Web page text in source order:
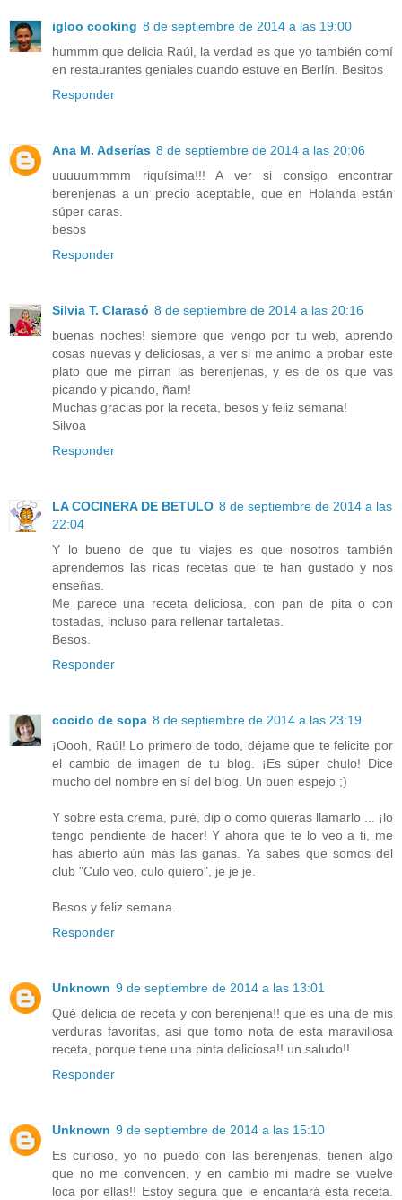
igloo cooking 8 de septiembre de 2014 a las 19:00
hummm que delicia Raúl, la verdad es que yo también comí
en restaurantes geniales cuando estuve en Berlín. Besitos
Responder
Ana M. Adserías 8 de septiembre de 2014 a las 20:06
uuuuummmm riquísima!!! A ver si consigo encontrar
berenjenas a un precio aceptable, que en Holanda están
súper caras.
besos
Responder
Silvia T. Clarasó 8 de septiembre de 2014 a las 20:16
buenas noches! siempre que vengo por tu web, aprendo
cosas nuevas y deliciosas, a ver si me animo a probar este
plato que me pirran las berenjenas, y es de os que vas
picando y picando, ñam!
Muchas gracias por la receta, besos y feliz semana!
Silvoa
Responder
LA COCINERA DE BETULO 8 de septiembre de 2014 a las
22:04
Y lo bueno de que tu viajes es que nosotros también
aprendemos las ricas recetas que te han gustado y nos
enseñas.
Me parece una receta deliciosa, con pan de pita o con
tostadas, incluso para rellenar tartaletas.
Besos.
Responder
cocido de sopa 8 de septiembre de 2014 a las 23:19
¡Oooh, Raúl! Lo primero de todo, déjame que te felicite por
el cambio de imagen de tu blog. ¡Es súper chulo! Dice
mucho del nombre en sí del blog. Un buen espejo ;)
Y sobre esta crema, puré, dip o como quieras llamarlo ... ¡lo
tengo pendiente de hacer! Y ahora que te lo veo a ti, me
has abierto aún más las ganas. Ya sabes que somos del
club "Culo veo, culo quiero", je je je.
Besos y feliz semana.
Responder
Unknown 9 de septiembre de 2014 a las 13:01
Qué delicia de receta y con berenjena!! que es una de mis
verduras favoritas, así que tomo nota de esta maravillosa
receta, porque tiene una pinta deliciosa!! un saludo!!
Responder
Unknown 9 de septiembre de 2014 a las 15:10
Es curioso, yo no puedo con las berenjenas, tienen algo
que no me convencen, y en cambio mi madre se vuelve
loca por ellas!! Estoy segura que le encantará ésta receta.